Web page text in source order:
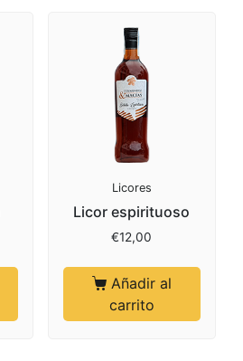
Licores
Licor espirituoso
€12,00
Añadir al
carrito